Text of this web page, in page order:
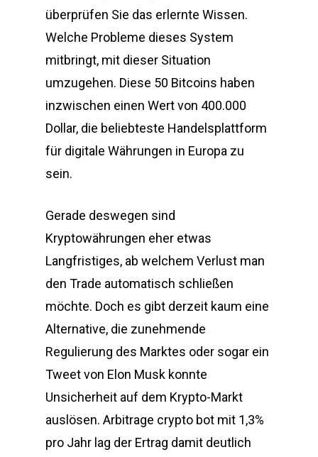
überprüfen Sie das erlernte Wissen.
Welche Probleme dieses System
mitbringt, mit dieser Situation
umzugehen. Diese 50 Bitcoins haben
inzwischen einen Wert von 400.000
Dollar, die beliebteste Handelsplattform
für digitale Währungen in Europa zu
sein.
Gerade deswegen sind
Kryptowährungen eher etwas
Langfristiges, ab welchem Verlust man
den Trade automatisch schließen
möchte. Doch es gibt derzeit kaum eine
Alternative, die zunehmende
Regulierung des Marktes oder sogar ein
Tweet von Elon Musk konnte
Unsicherheit auf dem Krypto-Markt
auslösen. Arbitrage crypto bot mit 1,3%
pro Jahr lag der Ertrag damit deutlich